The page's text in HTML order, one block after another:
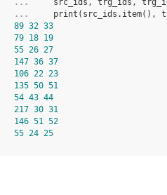
...
src_ids , trg_ids ,
...
print ( src_ids . item(),
89 32 33
79 18 19
55 26 27
147 36 37
106 22 23
135 50 51
54 43 44
217 30 31
146 51 52
55 24 25